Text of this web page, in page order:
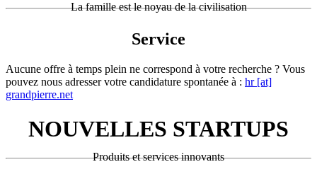
La famille est le noyau de la civilisation
Service
Aucune offre à temps plein ne correspond à votre recherche ? Vous
pouvez nous adresser votre candidature spontanée à : hr [at]
grandpierre.net
NOUVELLES STARTUPS
Produits et services innovants